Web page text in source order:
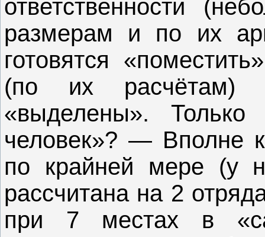
ответственности
размерам и по их
готовятся
(по их расчётам)
«выделены».
человек»? — Вполне
по крайней мере (у
рассчитана на 2
при 7 местах в